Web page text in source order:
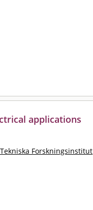
applications
Forskningsinstitut